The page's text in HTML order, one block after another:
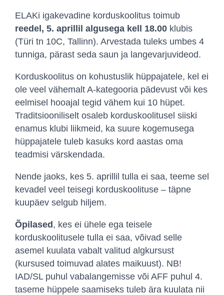
ELAKi igakevadine korduskoolitus toimub
reedel, 5. aprillil algusega kell 18.00 klubis
(Türi tn 10C, Tallinn). Arvestada tuleks umbes 4
tunniga, pärast seda saun ja langevarjuvideod.
Korduskoolitus on kohustuslik hüppajatele, kel ei
ole veel vähemalt A-kategooria pädevust või kes
eelmisel hooajal tegid vähem kui 10 hüpet.
Traditsiooniliselt osaleb korduskoolitusel siiski
enamus klubi liikmeid, ka suure kogemusega
hüppajatele tuleb kasuks kord aastas oma
teadmisi värskendada.
Nende jaoks, kes 5. aprillil tulla ei saa, teeme sel
kevadel veel teisegi korduskoolituse – täpne
kuupäev selgub hiljem.
Õpilased , kes ei ühele ega teisele
korduskoolitusele tulla ei saa, võivad selle
asemel kuulata vabalt valitud algkursust
(kursused toimuvad alates maikuust). NB!
IAD/SL puhul vabalangemisse või AFF puhul 4.
taseme hüppele saamiseks tuleb ära kuulata nii